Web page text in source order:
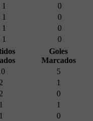
1
0
1
0
1
0
1
0
Goles
Marcados
5
2
1
2
0
1
1
1
0